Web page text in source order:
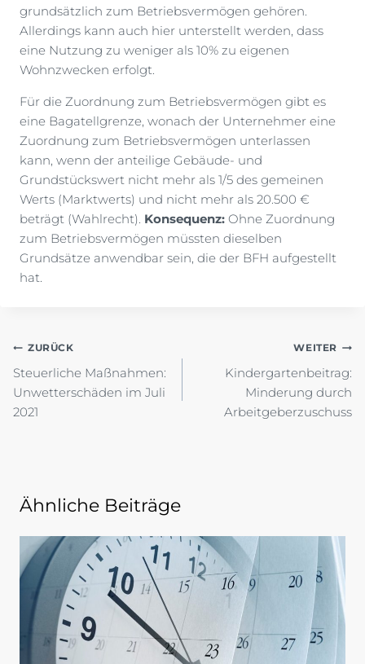
grundsätzlich zum Betriebsvermögen gehören.
Allerdings kann auch hier unterstellt werden, dass
eine Nutzung zu weniger als 10% zu eigenen
Wohnzwecken erfolgt.
Für die Zuordnung zum Betriebsvermögen gibt es
eine Bagatellgrenze, wonach der Unternehmer eine
Zuordnung zum Betriebsvermögen unterlassen
kann, wenn der anteilige Gebäude- und
Grundstückswert nicht mehr als 1/5 des gemeinen
Werts (Marktwerts) und nicht mehr als 20.500 €
beträgt (Wahlrecht). Konsequenz: Ohne Zuordnung
zum Betriebsvermögen müssten dieselben
Grundsätze anwendbar sein, die der BFH aufgestellt
hat.
Beitragsnavigation
ZURÜCK
Steuerliche Maßnahmen:
Unwetterschäden im Juli
2021
WEITER
Kindergartenbeitrag:
Minderung durch
Arbeitgeberzuschuss
Ähnliche Beiträge